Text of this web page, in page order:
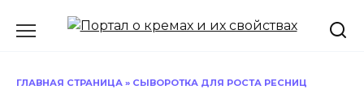
ГЛАВНАЯ СТРАНИЦА » СЫВОРОТКА ДЛЯ РОСТА РЕСНИЦ